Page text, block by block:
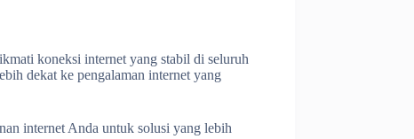
koneksi internet yang stabil di seluruh
dekat ke pengalaman internet yang
internet Anda untuk solusi yang lebih